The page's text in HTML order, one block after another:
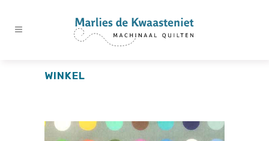
WINKEL